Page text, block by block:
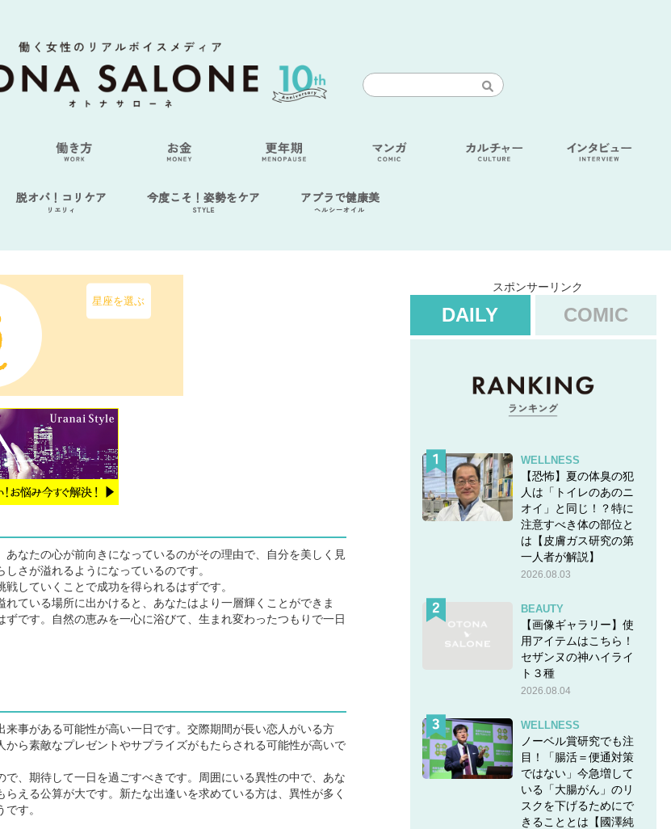
脱オバ！コリケア
リエリィ
今度こそ！姿勢をケア
STYLE
アブラで健康美
ヘルシーオイル
星座を選ぶ
なたの心が前向きになっているのがその理由で、自分を美しく見
さが溢れるようになっているのです。
していくことで成功を得られるはずです。
ている場所に出かけると、あなたはより一層輝くことができま
です。自然の恵みを一心に浴びて、生まれ変わったつもりで一日
事がある可能性が高い一日です。交際期間が長い恋人がいる方
ら素敵なプレゼントやサプライズがもたらされる可能性が高いで
、期待して一日を過ごすべきです。周囲にいる異性の中で、あな
える公算が大です。新たな出逢いを求めている方は、異性が多く
す。
スポンサーリンク
DAILY COMIC
WELLNESS
【恐怖】夏の体臭の犯
人は「トイレのあのニ
オイ」と同じ！？特に
注意すべき体の部位と
は【皮膚ガス研究の第
一人者が解説】
2026.08.03
BEAUTY
【画像ギャラリー】使
用アイテムはこちら！
セザンヌの神ハイライ
ト３種
2026.08.04
WELLNESS
ノーベル賞研究でも注
目！「腸活＝便通対策
ではない」今急増して
いる「大腸がん」のリ
スクを下げるためにで
きることとは【國澤純